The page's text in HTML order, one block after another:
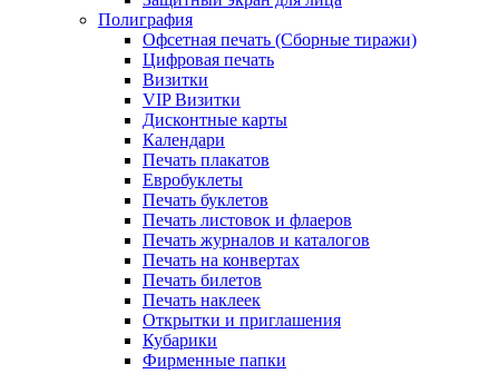
Полиграфия
Офсетная печать (Сборные тиражи)
Цифровая печать
Визитки
VIP Визитки
Дисконтные карты
Календари
Печать плакатов
Евробуклеты
Печать буклетов
Печать листовок и флаеров
Печать журналов и каталогов
Печать на конвертах
Печать билетов
Печать наклеек
Открытки и приглашения
Кубарики
Фирменные папки